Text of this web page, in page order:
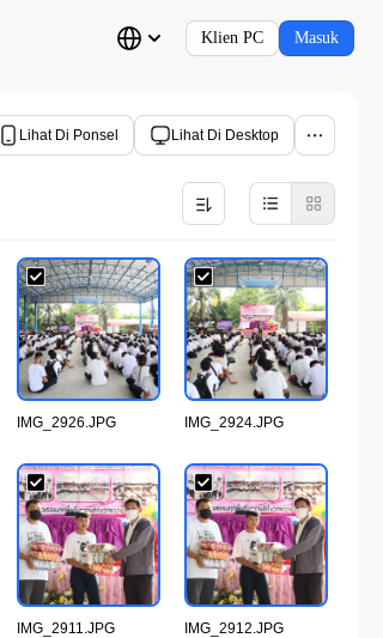
Klien PC Masuk
Lihat Di Ponsel Lihat Di Desktop
IMG_2926.JPG IMG_2924.JPG
IMG_2911.JPG IMG_2912.JPG